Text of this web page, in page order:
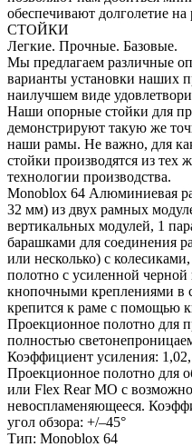
обеспечивают долголетие на
СТОЙКИ
Легкие. Прочные. Базовые.
Мы предлагаем различные
варианты установки наших
наилучшем виде
Наши опорные стойки для
демонстрируют такую же
наши рамы. Не важно, для
стойки производятся из тех
технологии производства.
Monoblox 64 Алюминиевая
32 мм) из двух рамных
вертикальных модулей, 1
барашками для соединения
или несколько) с
полотно с усиленной
кнопочными креплениями в
крепится к раме с помощью
Проекционное полотно для
полностью
Коэффициент усиления: 1,02,
Проекционное полотно для
или Flex Rear MO с
невоспламеняющееся.
угол обзора: +/–45°
Тип: Monoblox 64